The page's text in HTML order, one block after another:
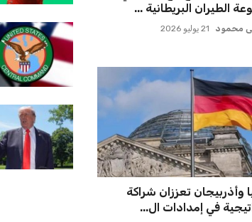
الطيران البريطانية ...
محمود 21 يوليو 2026
وأذربيجان تعززان شراكة
في إمدادات ال...